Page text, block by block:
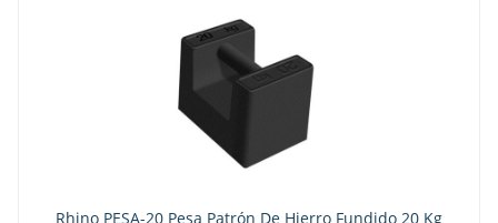
Rhino PESA-20 Pesa Patrón De Hierro Fundido 20 Kg